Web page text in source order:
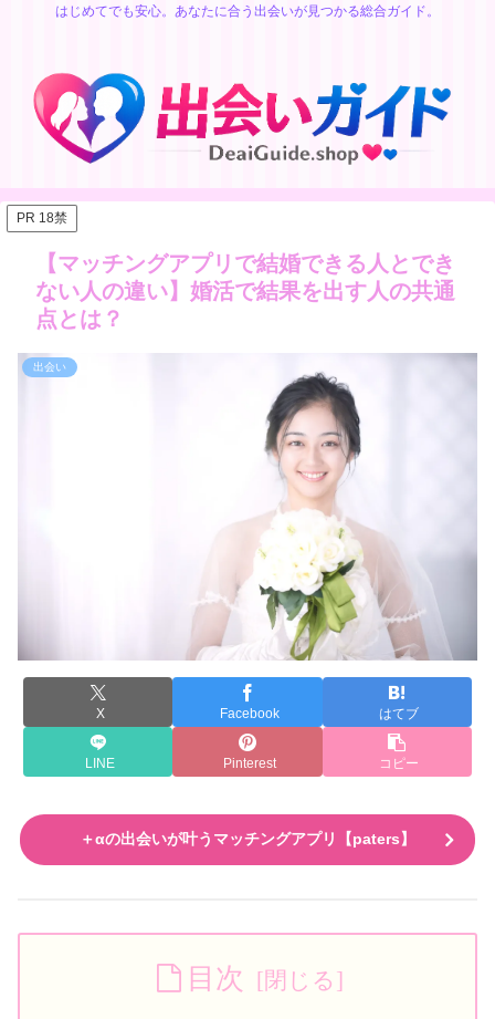
はじめてでも安心。あなたに合う出会いが見つかる総合ガイド。
PR 18禁
【マッチングアプリで結婚できる人とでき
ない人の違い】婚活で結果を出す人の共通
点とは？
出会い
X Facebook はてブ
LINE Pinterest コピー
＋αの出会いが叶うマッチングアプリ【paters】
目次